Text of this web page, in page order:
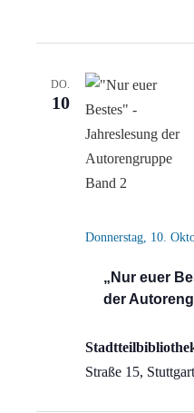
DO.
10
„Nur euer
der
Donnerstag, 10.
Straße 15,